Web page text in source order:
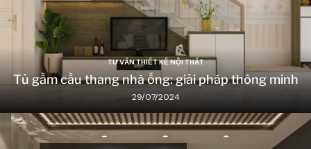
TƯ VẤN THIẾT KẾ NỘI THẤT
Tủ gầm cầu thang nhà ống: giải pháp thông minh
29/07/2024